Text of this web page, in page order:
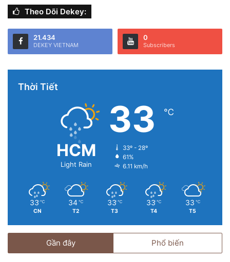
vào tin nhắn như một sticker đính kèm nhé.
8. Chạm để mở
iPhone X có thể chạm để mở màn hình xem đồng hồ, thông
báo mà không cần mở khóa.
9. Xem phần trăm pin
Theo Dõi Dekey:
21.434
DEKEY VIETNAM
0
Subscribers
Thời Tiết
HCM
Light Rain
33 ℃
33º - 28º
61%
6.11 km/h
33 ℃
CN
34 ℃
T2
33 ℃
T3
33 ℃
T4
33 ℃
T5
Gần đây Phổ biến